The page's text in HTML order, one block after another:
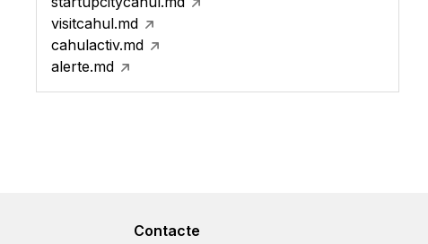
visitcahul.md
cahulactiv.md
alerte.md
Contacte